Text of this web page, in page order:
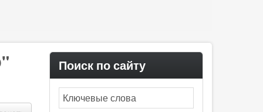
Поиск по сайту
Search